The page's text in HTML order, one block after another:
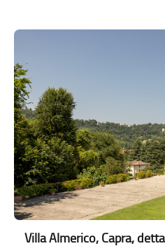
Villa Almerico, Capra,